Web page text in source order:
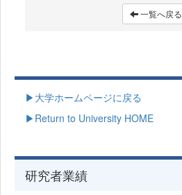
一覧へ戻る
▶大学ホームページに戻る
▶Return to University HOME
研究者業績